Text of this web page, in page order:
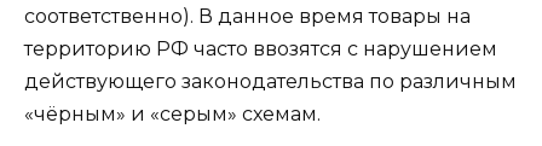
соответственно). В данное время товары на
территорию РФ часто ввозятся с нарушением
действующего законодательства по различным
«чёрным» и «серым» схемам.